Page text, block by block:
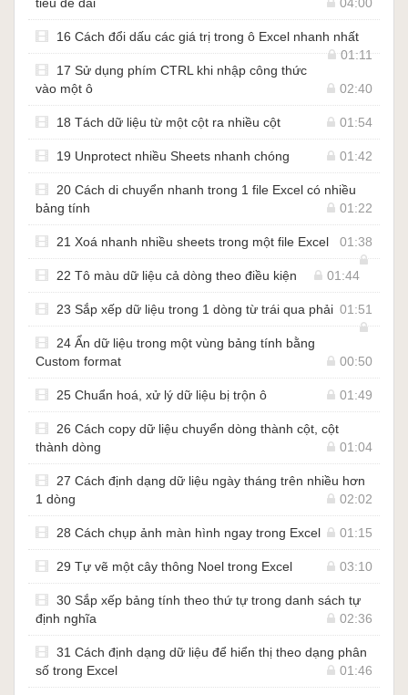
16 Cách đổi dấu các giá trị trong ô Excel nhanh nhất
01:11
17 Sử dụng phím CTRL khi nhập công thức
vào một ô
02:40
18 Tách dữ liệu từ một cột ra nhiều cột 01:54
19 Unprotect nhiều Sheets nhanh chóng 01:42
20 Cách di chuyển nhanh trong 1 file Excel có nhiều
bảng tính
01:22
21 Xoá nhanh nhiều sheets trong một file Excel 01:38
22 Tô màu dữ liệu cả dòng theo điều kiện 01:44
23 Sắp xếp dữ liệu trong 1 dòng từ trái qua phải 01:51
24 Ẩn dữ liệu trong một vùng bảng tính bằng
Custom format
00:50
25 Chuẩn hoá, xử lý dữ liệu bị trộn ô 01:49
26 Cách copy dữ liệu chuyển dòng thành cột, cột
thành dòng
01:04
27 Cách định dạng dữ liệu ngày tháng trên nhiều hơn
1 dòng
02:02
28 Cách chụp ảnh màn hình ngay trong Excel 01:15
29 Tự vẽ một cây thông Noel trong Excel 03:10
30 Sắp xếp bảng tính theo thứ tự trong danh sách tự
định nghĩa
02:36
31 Cách định dạng dữ liệu để hiển thị theo dạng phân
số trong Excel
01:46